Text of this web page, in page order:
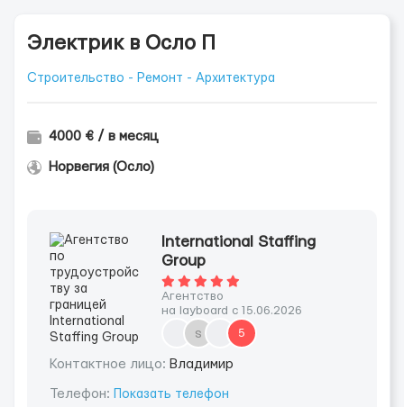
Электрик в Осло П
Строительство - Ремонт - Архитектура
4000 € / в месяц
Норвегия (Осло)
International Staffing
Group
Агентство
на layboard с 15.06.2026
s 5
Контактное лицо: Владимир
Телефон: Показать телефон